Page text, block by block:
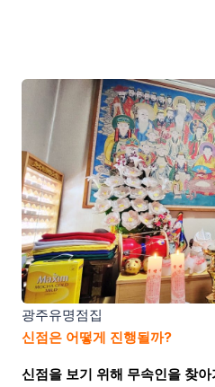
광주유명점집
신점은 어떻게 진행될까?
신점을 보기 위해 무속인을 찾